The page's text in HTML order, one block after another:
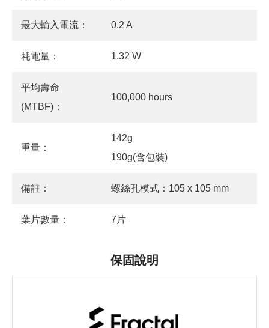
最大輸入電流： 0.2 A
耗電量： 1.32 W
平均壽命
(MTBF)：
100,000 hours
重量：
142g
190g(含包裝)
備註： 螺絲孔模式：105 x 105 mm
葉片數量： 7片
保固說明